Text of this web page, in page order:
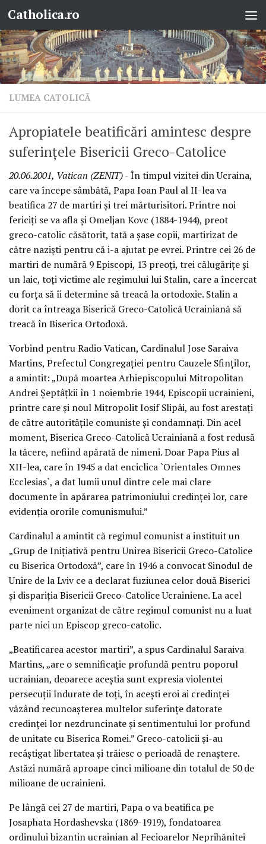
Skip to content
Catholica.ro
LUMEA CATOLICĂ
Apropiatele beatificări amintesc despre
suferinţele Bisericii Greco-Catolice
20.06.2001, Vatican (ZENIT)- În timpul vizitei din Ucraina,
care va începe sâmbătă, Papa Ioan Paul al II-lea va
beatifica 27 de martiri şi trei mărturisitori. Printre noi
fericiţi se va afla şi Omeljan Kovc (1884-1944), preot
greco-catolic căsătorit, tată a şase copii, martirizat de
către nazişti pentru că i-a ajutat pe evrei. Printre cei 26 de
martiri de numără 9 Episcopi, 13 preoţi, trei călugăriţe şi
un laic, toţi victime ale regimului lui Stalin, care a încercat
cu forţa să îi determine să treacă la ortodoxie. Stalin a
dorit ca întreaga Biserică Greco-Catolică Ucrainiană să
treacă în Biserica Ortodoxă.
Vorbind pentru Radio Vatican, Cardinalul Jose Saraiva
Martins, Prefectul Congregaţiei pentru Cauzele Sfinţilor,
a amintit: „După moartea Arhiepiscopului Mitropolitan
Andrei Şeptâţkii în 1 noiembrie 1944, Episcopii ucrainieni,
printre care şi noul Mitropolit Iosif Slipâi, au fost arestaţi
de către autorităţile comuniste şi condamnaţi. Din acel
moment, Biserica Greco-Catolică Ucrainiană a fost redusă
la tăcere, nefiind apărată de nimeni. Doar Papa Pius al
XII-lea, care în 1945 a dat enciclica `Orientales Omnes
Ecclesias`, a dat lumii unul dintre cele mai clare
documente în apărarea patrimoniului credinţei lor, care
evidenţia ororile comunismului.”
Cardinalul a amintit că regimul comunist a instituit un
„Grup de Iniţiativă pentru Unirea Bisericii Greco-Catolice
cu Biserica Ortodoxă”, care în 1946 a convocat Sinodul de
Unire de la Lviv ce a declarat fuziunea celor două Biserici
şi dispariţia Bisericii Greco-Catolice Ucrainiene. La acel
eveniment organizat de către regimul comunist nu a luat
parte nici un Episcop greco-catolic.
„Beatificarea acestor martiri”, a spus Cardinalul Saraiva
Martins, „are o semnificaţie profundă pentru poporul
ucrainian, deoarece aceştia sunt expresia violentei
persecuţii îndurate de toţi, în aceşti eroi ai credinţei
văzând recunoaşterea multelor suferinţe datorate
credinţei lor nezdruncinate şi sentimentului lor profund
de unitate cu Biserica Romei.” Greco-catolicii şi-au
recâştigat libertatea şi trăiesc o perioadă de renaştere.
Astăzi numără aproape cinci milioane din totalul de 50 de
milioane de ucrainieni.
Pe lângă cei 27 de martiri, Papa o va beatifica pe
Josaphata Hordashevska (1869-1919), fondatoarea
ordinului bizantin ucrainian al Fecioarelor Neprihănitei